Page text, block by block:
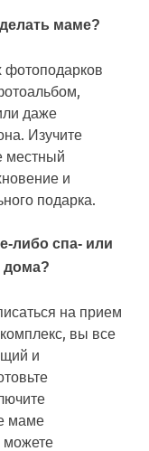
маме?
фотоподарков
даже
Изучите
местный
и
подарка.
либо спа- или
дома?
на прием
вы все
и
маме